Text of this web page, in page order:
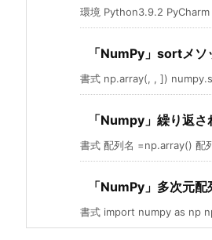
環境 Python3.9.2
「NumPy」sortメ
書式 np.array(, , ])
「Numpy」繰り返
書式 配列名 =np.array()
「NumPy」多次元
書式 import numpy as np